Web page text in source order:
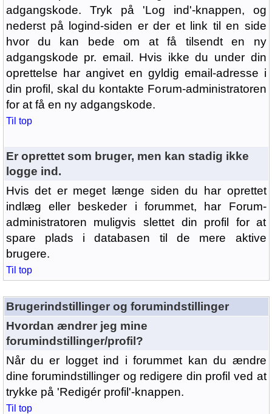
adgangskode. Tryk på 'Log ind'-knappen, og
nederst på logind-siden er der et link til en side
hvor du kan bede om at få tilsendt en ny
adgangskode pr. email. Hvis ikke du under din
oprettelse har angivet en gyldig email-adresse i
din profil, skal du kontakte Forum-administratoren
for at få en ny adgangskode.
Til top
Er oprettet som bruger, men kan stadig ikke
logge ind.
Hvis det er meget længe siden du har oprettet
indlæg eller beskeder i forummet, har Forum-
administratoren muligvis slettet din profil for at
spare plads i databasen til de mere aktive
brugere.
Til top
Brugerindstillinger og forumindstillinger
Hvordan ændrer jeg mine
forumindstillinger/profil?
Når du er logget ind i forummet kan du ændre
dine forumindstillinger og redigere din profil ved at
trykke på 'Redigér profil'-knappen.
Til top